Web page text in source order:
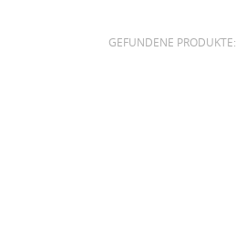
GEFUNDENE PRODUKTE: